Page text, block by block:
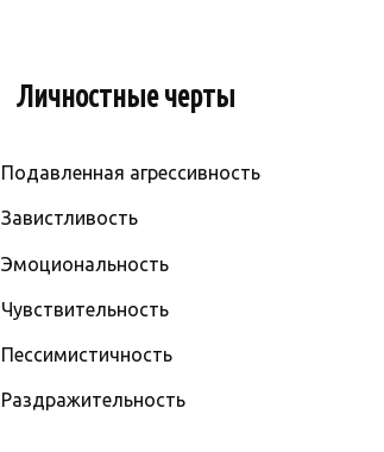
Личностные черты
Подавленная агрессивность
Завистливость
Эмоциональность
Чувствительность
Пессимистичность
Раздражительность